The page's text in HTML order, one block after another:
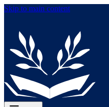
Skip to main content